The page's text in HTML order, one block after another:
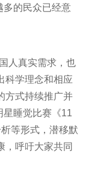
多的民众已经意
人真实需求，也
科学理念和相应
方式持续推广并
星睡觉比赛《11
等形式，潜移默
，呼吁大家共同